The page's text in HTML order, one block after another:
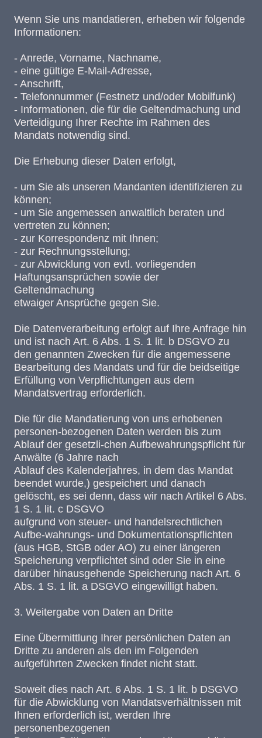
Wenn Sie uns mandatieren, erheben wir folgende
Informationen:
- Anrede, Vorname, Nachname,
- eine gültige E-Mail-Adresse,
- Anschrift,
- Telefonnummer (Festnetz und/oder Mobilfunk)
- Informationen, die für die Geltendmachung und
Verteidigung Ihrer Rechte im Rahmen des
Mandats notwendig sind.
Die Erhebung dieser Daten erfolgt,
- um Sie als unseren Mandanten identifizieren zu
können;
- um Sie angemessen anwaltlich beraten und
vertreten zu können;
- zur Korrespondenz mit Ihnen;
- zur Rechnungsstellung;
- zur Abwicklung von evtl. vorliegenden
Haftungsansprüchen sowie der
Geltendmachung
etwaiger Ansprüche gegen Sie.
Die Datenverarbeitung erfolgt auf Ihre Anfrage hin
und ist nach Art. 6 Abs. 1 S. 1 lit. b DSGVO zu
den genannten Zwecken für die angemessene
Bearbeitung des Mandats und für die beidseitige
Erfüllung von Verpflichtungen aus dem
Mandatsvertrag erforderlich.
Die für die Mandatierung von uns erhobenen
personen-bezogenen Daten werden bis zum
Ablauf der gesetzli-chen Aufbewahrungspflicht für
Anwälte (6 Jahre nach
Ablauf des Kalenderjahres, in dem das Mandat
beendet wurde,) gespeichert und danach
gelöscht, es sei denn, dass wir nach Artikel 6 Abs.
1 S. 1 lit. c DSGVO
aufgrund von steuer- und handelsrechtlichen
Aufbe-wahrungs- und Dokumentationspflichten
(aus HGB, StGB oder AO) zu einer längeren
Speicherung verpflichtet sind oder Sie in eine
darüber hinausgehende Speicherung nach Art. 6
Abs. 1 S. 1 lit. a DSGVO eingewilligt haben.
3. Weitergabe von Daten an Dritte
Eine Übermittlung Ihrer persönlichen Daten an
Dritte zu anderen als den im Folgenden
aufgeführten Zwecken findet nicht statt.
Soweit dies nach Art. 6 Abs. 1 S. 1 lit. b DSGVO
für die Abwicklung von Mandatsverhältnissen mit
Ihnen erforderlich ist, werden Ihre
personenbezogenen